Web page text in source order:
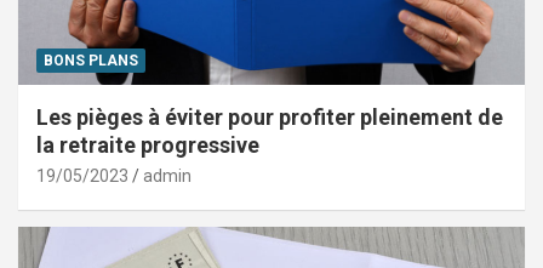
BONS PLANS
Les pièges à éviter pour profiter pleinement de
la retraite progressive
19/05/2023 admin